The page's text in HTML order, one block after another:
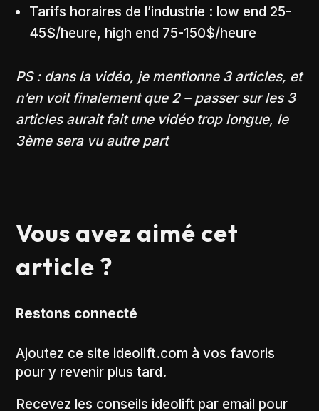
Tarifs horaires de l’industrie : low end 25-
45$/heure, high end 75-150$/heure
PS : dans la vidéo, je mentionne 3 articles, et
n’en voit finalement que 2 – passer sur les 3
articles aurait fait une vidéo trop longue, le
3ème sera vu autre part
Vous avez aimé cet
article ?
Restons connecté
Ajoutez ce site ideolift.com à vos favoris
pour y revenir plus tard.
Recevez les conseils ideolift par email pour